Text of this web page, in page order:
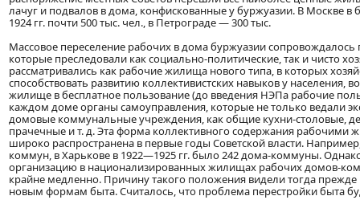
лачуг и подвалов в дома, конфискованные у буржуазии. В Москве
1924 гг. почти 500 тыс. чел., в Петрограде — 300 тыс.
Массовое переселение рабочих в дома буржуазии
которые преследовали как социально-политические, так и чисто
рассматривались как рабочие жилища нового типа, в которых
способствовать развитию коллективистских навыков у населения,
жилище в бесплатное пользование (до введения НЭПа рабочие
каждом доме органы самоуправления, которые не только ведали
домовые коммунальные учреждения, как общие кухни-столовые,
прачечные и т. д. Эта форма коллективного содержания
широко распространена в первые годы Советской власти.
коммун, в Харькове в 1922—1925 гг. было 242 дома-коммуны.
организацию в национализированных жилищах рабочих домов-
крайне медленно. Причину такого положения видели тогда прежде
новым формам быта. Считалось, что проблема перестройки быта